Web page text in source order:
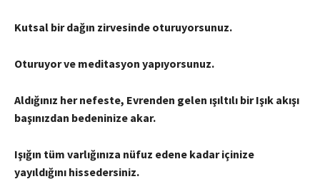
Kutsal bir dağın zirvesinde oturuyorsunuz.
Oturuyor ve meditasyon yapıyorsunuz.
Aldığınız her nefeste, Evrenden gelen ışıltılı bir Işık akışı
başınızdan bedeninize akar.
Işığın tüm varlığınıza nüfuz edene kadar içinize
yayıldığını hissedersiniz.